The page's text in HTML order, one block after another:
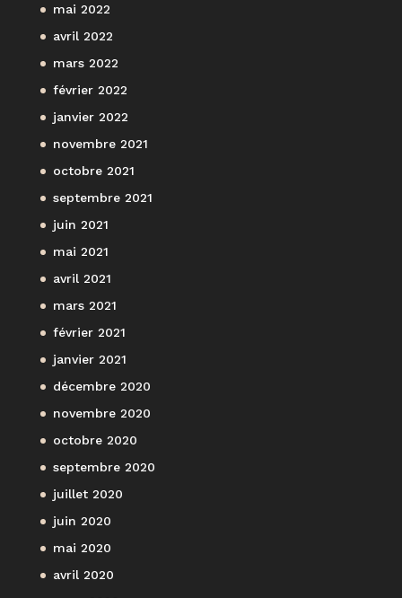
mai 2022
avril 2022
mars 2022
février 2022
janvier 2022
novembre 2021
octobre 2021
septembre 2021
juin 2021
mai 2021
avril 2021
mars 2021
février 2021
janvier 2021
décembre 2020
novembre 2020
octobre 2020
septembre 2020
juillet 2020
juin 2020
mai 2020
avril 2020